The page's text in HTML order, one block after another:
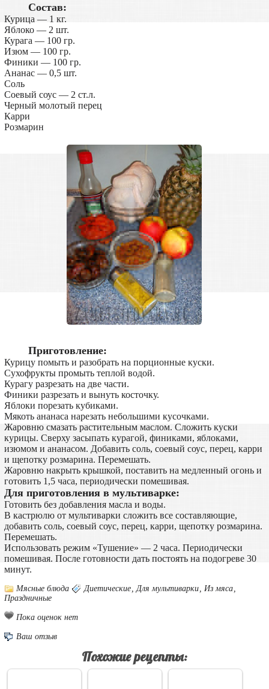
Состав:
Курица — 1 кг.
Яблоко — 2 шт.
Курага — 100 гр.
Изюм — 100 гр.
Финики — 100 гр.
Ананас — 0,5 шт.
Соль
Соевый соус — 2 ст.л.
Черный молотый перец
Карри
Розмарин
Приготовление:
Курицу помыть и разобрать на порционные куски.
Сухофрукты промыть теплой водой.
Курагу разрезать на две части.
Финики разрезать и вынуть косточку.
Яблоки порезать кубиками.
Мякоть ананаса нарезать небольшими кусочками.
Жаровню смазать растительным маслом. Сложить куски
курицы. Сверху засыпать курагой, финиками, яблоками,
изюмом и ананасом. Добавить соль, соевый соус, перец, карри
и щепотку розмарина. Перемешать.
Жаровню накрыть крышкой, поставить на медленный огонь и
готовить 1,5 часа, периодически помешивая.
Для приготовления в мультиварке:
Готовить без добавления масла и воды.
В кастрюлю от мультиварки сложить все составляющие,
добавить соль, соевый соус, перец, карри, щепотку розмарина.
Перемешать.
Использовать режим «Тушение» — 2 часа. Периодически
помешивая. После готовности дать постоять на подогреве 30
минут.
Мясные блюда Диетические Для мультиварки Из мяса
Праздничные
Пока оценок нет
Ваш отзыв
Похожие рецепты: